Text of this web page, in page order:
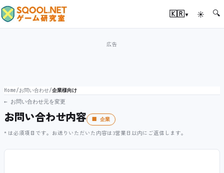
🇰🇷▾ ☀ 🔍
Home/お問い合わせ/企業様向け
← お問い合わせ元を変更
お問い合わせ内容 🏢 企業
* は必須項目です。お送りいただいた内容は3営業日以内にご返信します。